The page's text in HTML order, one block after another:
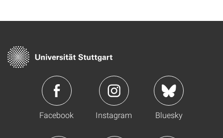
Facebook Instagram Bluesky